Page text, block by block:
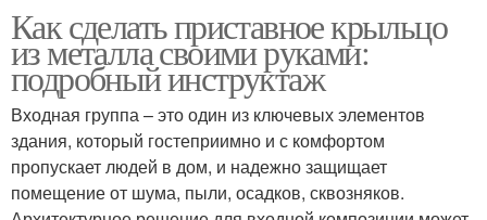
Как сделать приставное крыльцо
из металла своими руками:
подробный инструктаж
Входная группа – это один из ключевых элементов
здания, который гостеприимно и с комфортом
пропускает людей в дом, и надежно защищает
помещение от шума, пыли, осадков, сквозняков.